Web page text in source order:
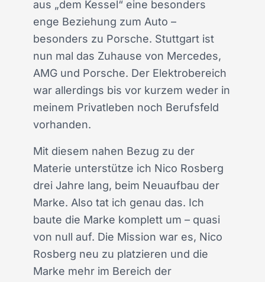
aus „dem Kessel“ eine besonders
enge Beziehung zum Auto –
besonders zu Porsche. Stuttgart ist
nun mal das Zuhause von Mercedes,
AMG und Porsche. Der Elektrobereich
war allerdings bis vor kurzem weder in
meinem Privatleben noch Berufsfeld
vorhanden.
Mit diesem nahen Bezug zu der
Materie unterstütze ich Nico Rosberg
drei Jahre lang, beim Neuaufbau der
Marke. Also tat ich genau das. Ich
baute die Marke komplett um – quasi
von null auf. Die Mission war es, Nico
Rosberg neu zu platzieren und die
Marke mehr im Bereich der